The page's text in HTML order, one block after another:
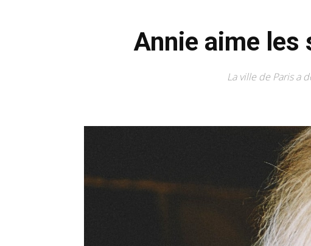
Annie aime les
La ville de Paris a